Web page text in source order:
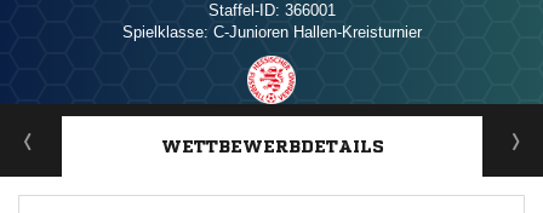
Staffel-ID: 366001
Spielklasse: C-Junioren Hallen-Kreisturnier
ANZEIGE
WETTBEWERBDETAILS